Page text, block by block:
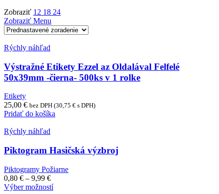
Zobraziť 12 18 24
Zobraziť Menu
Rýchly náhľad
Výstražné Etikety Ezzel az Oldalával Felfelé
50x39mm -čierna- 500ks v 1 rolke
Etikety
25,00 € bez DPH (30,75 € s DPH)
Pridať do košíka
Rýchly náhľad
Piktogram Hasičská výzbroj
Piktogramy Požiarne
0,80 € – 9,99 €Price
range:
Výber možnostíTento